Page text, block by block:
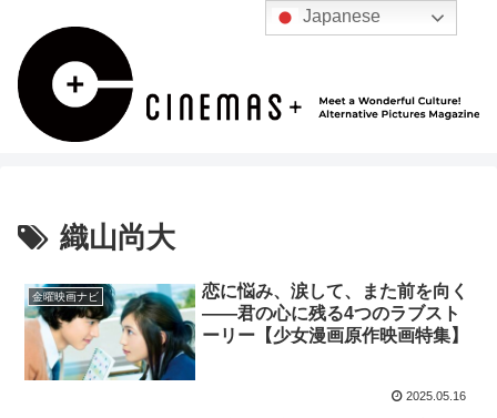
織山尚大
金曜映画ナビ
恋に悩み、涙して、また前を向く
――君の心に残る4つのラブスト
ーリー【少女漫画原作映画特集】
2025.05.16
Japanese